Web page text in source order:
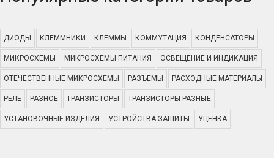
ДИОДЫ КЛЕММНИКИ КЛЕММЫ КОММУТАЦИЯ КОНДЕНСАТОРЫ
МИКРОСХЕМЫ МИКРОСХЕМЫ ПИТАНИЯ ОСВЕЩЕНИЕ И ИНДИКАЦИЯ
ОТЕЧЕСТВЕННЫЕ МИКРОСХЕМЫ РАЗЪЕМЫ РАСХОДНЫЕ МАТЕРИАЛЫ
РЕЛЕ РАЗНОЕ ТРАНЗИСТОРЫ ТРАНЗИСТОРЫ РАЗНЫЕ
УСТАНОВОЧНЫЕ ИЗДЕЛИЯ УСТРОЙСТВА ЗАЩИТЫ УЦЕНКА